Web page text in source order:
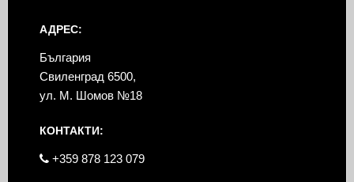
АДРЕС:
България
Свиленград 6500,
ул. М. Шомов №18
КОНТАКТИ:
+359 878 123 079